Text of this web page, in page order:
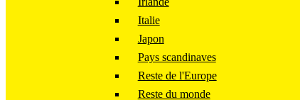
Italie
Japon
Pays scandinaves
Reste de l'Europe
Reste du monde